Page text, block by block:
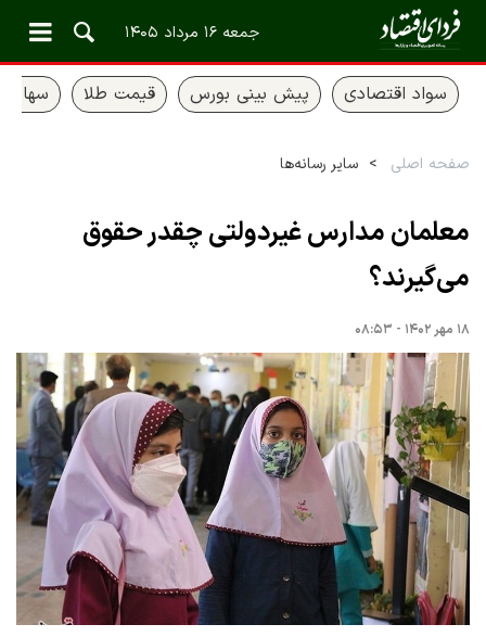
جمعه ۱۶ مرداد ۱۴۰۵
سواد اقتصادی پیش بینی بورس قیمت طلا سهام
صفحه اصلی سایر رسانه‌ها
معلمان مدارس غیردولتی چقدر حقوق
می‌گیرند؟
۱۸ مهر ۱۴۰۲ - ۰۸:۵۳